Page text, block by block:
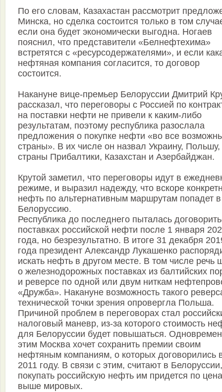
По его словам, Казахастан рассмотрит
Минска, но сделка состоится только в том
если она будет экономически выгодна. Ногаев
пояснил, что представители «Белнефтехима»
встретятся с «ресурсодержателями», и если
нефтяная компания согласится, то договор
состоится.
Накануне вице-премьер Белоруссии Дмитрий
рассказал, что переговоры с Россией по
на поставки нефти не привели к каким-либо
результатам, поэтому республика разослала
предложения о покупке нефти «во все
страны». В их числе он назвал Украину, Польшу,
страны Прибалтики, Казахстан и Азербайджан.
Крутой заметил, что переговоры идут в
режиме, и выразил надежду, что вскоре
нефть по альтернативным маршрутам попадет в
Белоруссию.
Республика до последнего пыталась
поставках российской нефти после 1 января
года, но безрезультатно. В итоге 31 декабря
года президент Александр Лукашенко
искать нефть в другом месте. В том числе речь
о железнодорожных поставках из балтийских
и реверсе по одной или двум ниткам
«Дружба». Накануне возможность такого
технической точки зрения опровергла Польша.
Причиной проблем в переговорах стал
налоговый маневр, из-за которого стоимость
для Белоруссии будет повышаться.
этим Москва хочет сохранить премии своим
нефтяным компаниям, о которых договорились
2011 году. В связи с этим, считают в Белоруссии,
покупать российскую нефть им придется по
выше мировых.